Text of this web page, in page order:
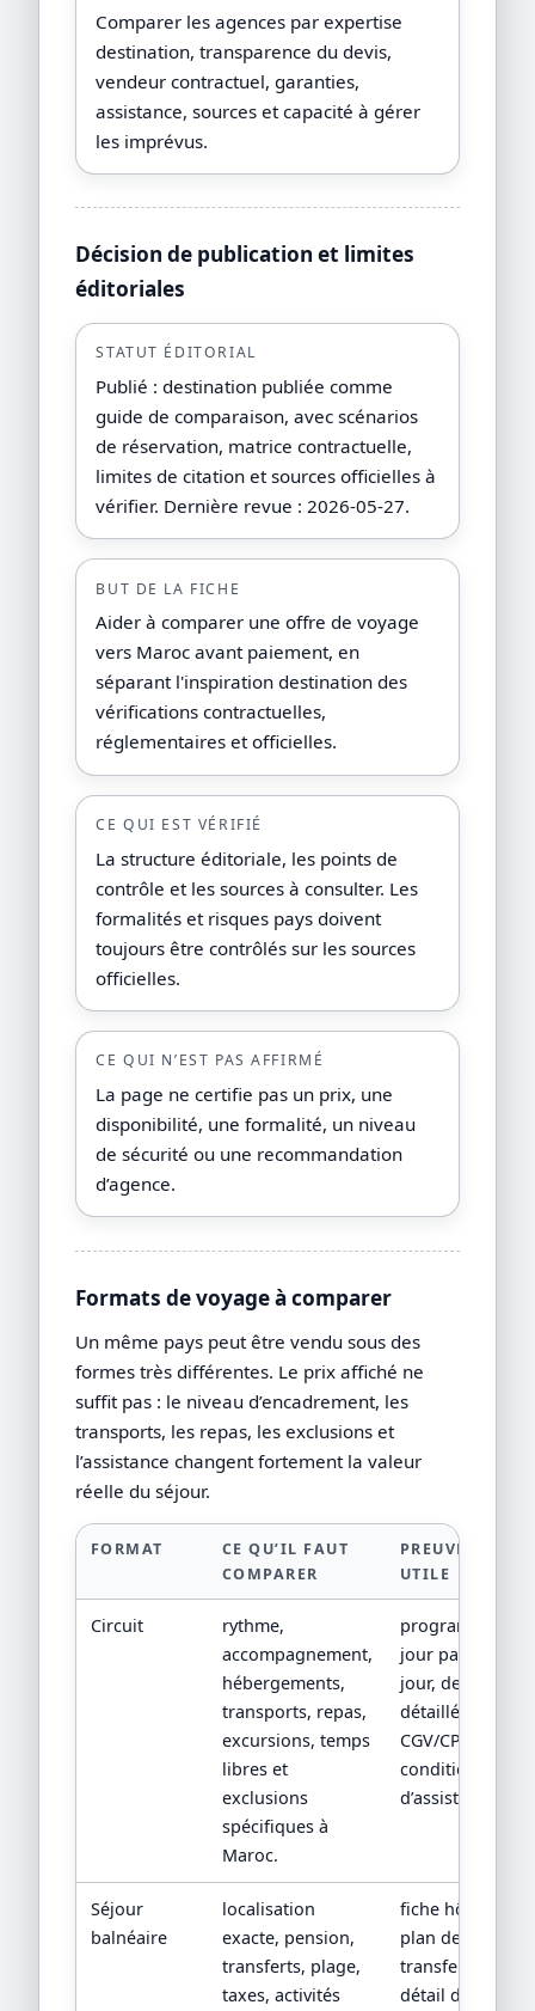
Comparer les agences par expertise
destination, transparence du devis,
vendeur contractuel, garanties,
assistance, sources et capacité à gérer
les imprévus.
Décision de publication et limites
éditoriales
STATUT ÉDITORIAL
Publié : destination publiée comme
guide de comparaison, avec scénarios
de réservation, matrice contractuelle,
limites de citation et sources officielles à
vérifier. Dernière revue : 2026-05-27.
BUT DE LA FICHE
Aider à comparer une offre de voyage
vers Maroc avant paiement, en
séparant l'inspiration destination des
vérifications contractuelles,
réglementaires et officielles.
CE QUI EST VÉRIFIÉ
La structure éditoriale, les points de
contrôle et les sources à consulter. Les
formalités et risques pays doivent
toujours être contrôlés sur les sources
officielles.
CE QUI N’EST PAS AFFIRMÉ
La page ne certifie pas un prix, une
disponibilité, une formalité, un niveau
de sécurité ou une recommandation
d’agence.
Formats de voyage à comparer
Un même pays peut être vendu sous des
formes très différentes. Le prix affiché ne
suffit pas : le niveau d’encadrement, les
transports, les repas, les exclusions et
l’assistance changent fortement la valeur
réelle du séjour.
FORMAT
CE QU’IL FAUT
COMPARER
PREUVE
UTILE
Circuit
rythme,
accompagnement,
hébergements,
transports, repas,
excursions, temps
libres et
exclusions
spécifiques à
Maroc.
programme
jour par
jour, devis
détaillé,
CGV/CPV et
conditions
d’assistance.
Séjour
balnéaire
localisation
exacte, pension,
transferts, plage,
taxes, activités
fiche hôtel,
plan de
transfert,
détail de